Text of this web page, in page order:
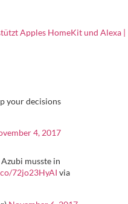
Apples HomeKit und Alexa |
your decisions
4, 2017
musste in
72jo23HyAI via